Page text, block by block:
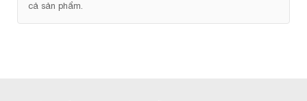
cả sản phẩm.